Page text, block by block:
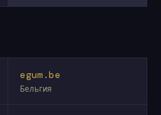
egum.be
Бельгия